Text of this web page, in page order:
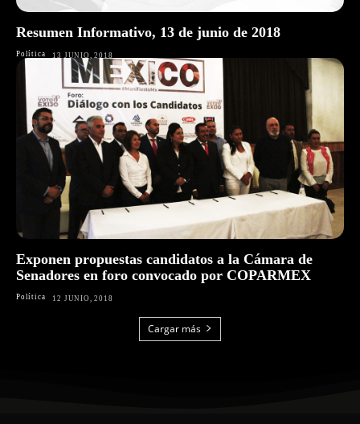
Resumen Informativo, 13 de junio de 2018
Política 13 JUNIO, 2018
Exponen propuestas candidatos a la Cámara de
Senadores en foro convocado por COPARMEX
Política 12 JUNIO, 2018
Cargar más